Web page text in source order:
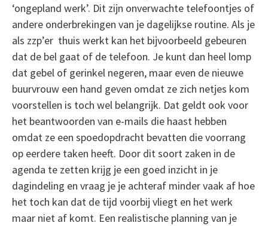
‘ongepland werk’. Dit zijn onverwachte telefoontjes of
andere onderbrekingen van je dagelijkse routine. Als je
als zzp’er thuis werkt kan het bijvoorbeeld gebeuren
dat de bel gaat of de telefoon. Je kunt dan heel lomp
dat gebel of gerinkel negeren, maar even de nieuwe
buurvrouw een hand geven omdat ze zich netjes kom
voorstellen is toch wel belangrijk. Dat geldt ook voor
het beantwoorden van e-mails die haast hebben
omdat ze een spoedopdracht bevatten die voorrang
op eerdere taken heeft. Door dit soort zaken in de
agenda te zetten krijg je een goed inzicht in je
dagindeling en vraag je je achteraf minder vaak af hoe
het toch kan dat de tijd voorbij vliegt en het werk
maar niet af komt. Een realistische planning van je